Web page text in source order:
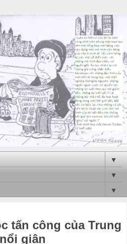
▼
▼
▼
tấn công của Trung
giận